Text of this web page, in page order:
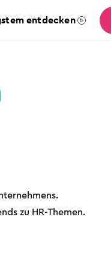
entdecken
zu HR-Themen.